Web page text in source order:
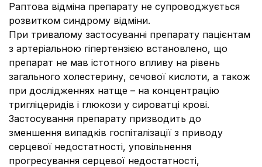
Раптова відміна препарату не супроводжується
розвитком синдрому відміни.
При тривалому застосуванні препарату пацієнтам
з артеріальною гіпертензією встановлено, що
препарат не мав істотного впливу на рівень
загального холестерину, сечової кислоти, а також
при дослідженнях натще – на концентрацію
тригліцеридів і глюкози у сироватці крові.
Застосування препарату призводить до
зменшення випадків госпіталізації з приводу
серцевої недостатності, уповільнення
прогресування серцевої недостатності,